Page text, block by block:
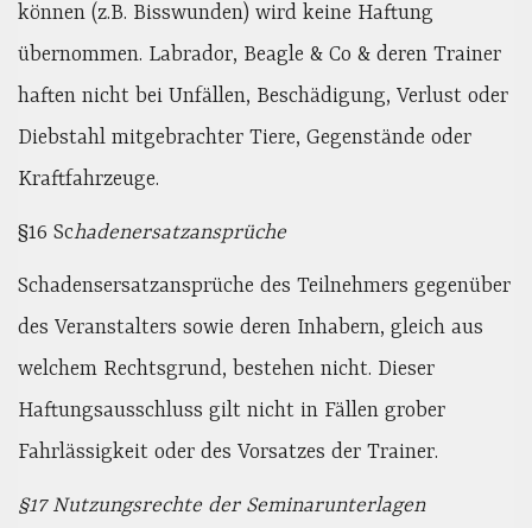
können (z.B. Bisswunden) wird keine Haftung
übernommen. Labrador, Beagle & Co & deren Trainer
haften nicht bei Unfällen, Beschädigung, Verlust oder
Diebstahl mitgebrachter Tiere, Gegenstände oder
Kraftfahrzeuge.
§16 Schadenersatzansprüche
Schadensersatzansprüche des Teilnehmers gegenüber
des Veranstalters sowie deren Inhabern, gleich aus
welchem Rechtsgrund, bestehen nicht. Dieser
Haftungsausschluss gilt nicht in Fällen grober
Fahrlässigkeit oder des Vorsatzes der Trainer.
§17 Nutzungsrechte der Seminarunterlagen